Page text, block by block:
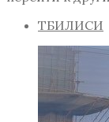
ТБИЛИСИ